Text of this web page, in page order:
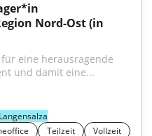
Nord-Ost (in
eine herausragende
und damit eine...
Teilzeit Vollzeit